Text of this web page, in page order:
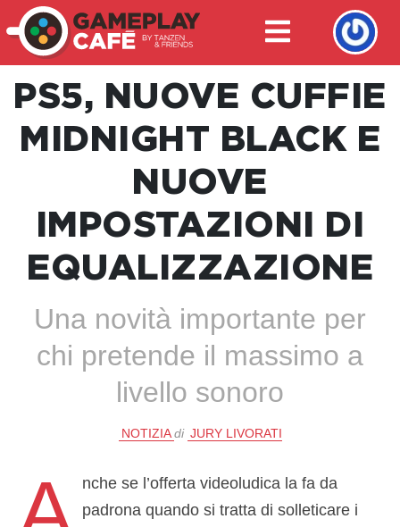
PS5, NUOVE CUFFIE
MIDNIGHT BLACK E
NUOVE
IMPOSTAZIONI DI
EQUALIZZAZIONE
Una novità importante per
chi pretende il massimo a
livello sonoro
NOTIZIA di JURY LIVORATI
nche se l’offerta videoludica la fa da
padrona quando si tratta di solleticare i